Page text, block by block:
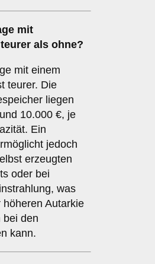
mit
als ohne?
mit einem
teurer. Die
liegen
10.000 €, je
Ein
jedoch
erzeugten
oder bei
was
höheren Autarkie
bei den
kann.